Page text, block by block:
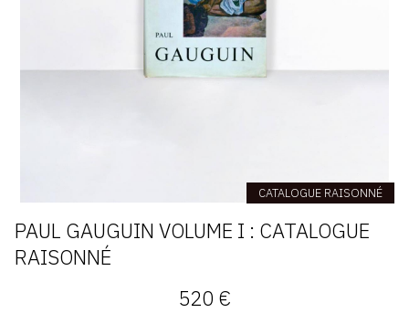
CATALOGUE RAISONNÉ
PAUL GAUGUIN VOLUME I : CATALOGUE
RAISONNÉ
520 €